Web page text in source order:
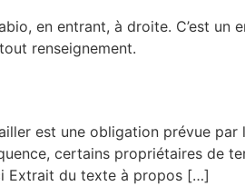
en entrant, à droite. C’est un
renseignement.
est une obligation prévue
certains propriétaires de
Extrait du texte à propos […]